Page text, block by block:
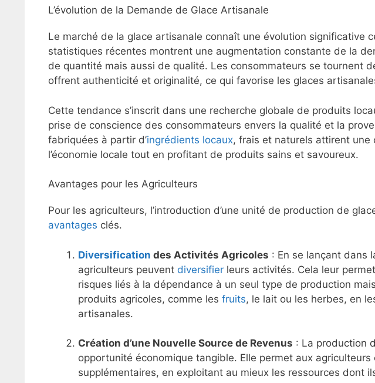
L’évolution de la Demande de Glace Artisanale
Le marché de la glace artisanale connaît une évolution significative
statistiques récentes montrent une augmentation constante de la
de quantité mais aussi de qualité. Les consommateurs se tournent
offrent authenticité et originalité, ce qui favorise les glaces
Cette tendance s’inscrit dans une recherche globale de produits
prise de conscience des consommateurs envers la qualité et la
fabriquées à partir d’ingrédients locaux, frais et naturels attirent
l’économie locale tout en profitant de produits sains et savoureux.
Avantages pour les Agriculteurs
Pour les agriculteurs, l’introduction d’une unité de production de
avantages clés.
Diversification des Activités Agricoles : En se lançant dans
agriculteurs peuvent diversifier leurs activités. Cela leur
risques liés à la dépendance à un seul type de production
produits agricoles, comme les fruits, le lait ou les herbes, en
artisanales.
Création d’une Nouvelle Source de Revenus : La production
opportunité économique tangible. Elle permet aux
supplémentaires, en exploitant au mieux les ressources dont